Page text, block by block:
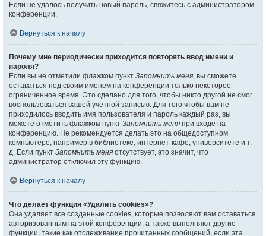
Если не удалось получить новый пароль, свяжитесь с администратором
конференции.
Вернуться к началу
Почему мне периодически приходится повторять ввод имени и
пароля?
Если вы не отметили флажком пункт Запомнить меня, вы сможете
оставаться под своим именем на конференции только некоторое
ограниченное время. Это сделано для того, чтобы никто другой не смог
воспользоваться вашей учётной записью. Для того чтобы вам не
приходилось вводить имя пользователя и пароль каждый раз, вы
можете отметить флажком пункт Запомнить меня при входе на
конференцию. Не рекомендуется делать это на общедоступном
компьютере, например в библиотеке, интернет-кафе, университете и т.
д. Если пункт Запомнить меня отсутствует, это значит, что
администратор отключил эту функцию.
Вернуться к началу
Что делает функция «Удалить cookies»?
Она удаляет все созданные cookies, которые позволяют вам оставаться
авторизованным на этой конференции, а также выполняют другие
функции, такие как отслеживание прочитанных сообщений, если эта